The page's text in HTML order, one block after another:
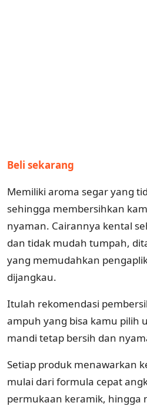
Beli sekarang
Memiliki aroma segar yang
sehingga membersihkan
nyaman. Cairannya kental
dan tidak mudah tumpah,
yang memudahkan
dijangkau.
Itulah rekomendasi
ampuh yang bisa kamu pilih
mandi tetap bersih dan
Setiap produk menawarkan
mulai dari formula cepat
permukaan keramik, hingga